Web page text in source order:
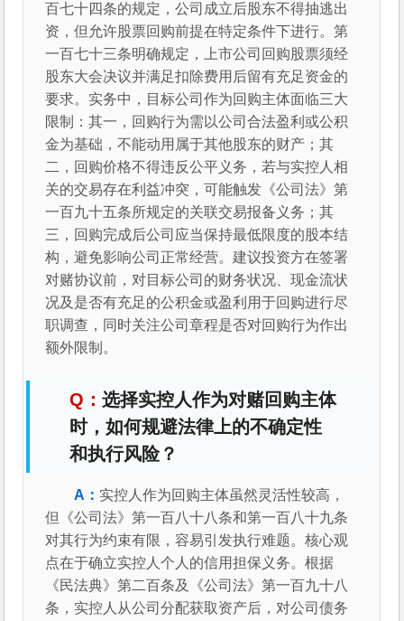
百七十四条的规定，公司成立后股东不得抽逃出
资，但允许股票回购前提在特定条件下进行。第
一百七十三条明确规定，上市公司回购股票须经
股东大会决议并满足扣除费用后留有充足资金的
要求。实务中，目标公司作为回购主体面临三大
限制：其一，回购行为需以公司合法盈利或公积
金为基础，不能动用属于其他股东的财产；其
二，回购价格不得违反公平义务，若与实控人相
关的交易存在利益冲突，可能触发《公司法》第
一百九十五条所规定的关联交易报备义务；其
三，回购完成后公司应当保持最低限度的股本结
构，避免影响公司正常经营。建议投资方在签署
对赌协议前，对目标公司的财务状况、现金流状
况及是否有充足的公积金或盈利用于回购进行尽
职调查，同时关注公司章程是否对回购行为作出
额外限制。
选择实控人作为对赌回购主体
时，如何规避法律上的不确定性
和执行风险？
实控人作为回购主体虽然灵活性较高，
但《公司法》第一百八十八条和第一百八十九条
对其行为约束有限，容易引发执行难题。核心观
点在于确立实控人个人的信用担保义务。根据
《民法典》第二百条及《公司法》第一百九十八
条，实控人从公司分配获取资产后，对公司债务